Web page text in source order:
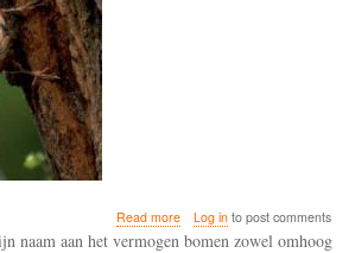
Read moreabout
Belangrijke
Log into post comments
naam aan het vermogen bomen zowel omhoog